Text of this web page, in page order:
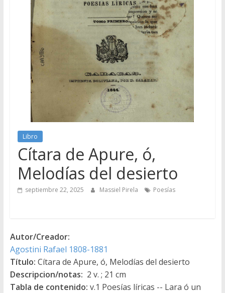
Libro
Cítara de Apure, ó,
Melodías del desierto
septiembre 22, 2025 Massiel Pirela Poesías
Autor/Creador:
Agostini Rafael 1808-1881
Título: Cítara de Apure, ó, Melodías del desierto
Descripcion/notas: 2 v. ; 21 cm
Tabla de contenido: v.1 Poesías líricas -- Lara ó un